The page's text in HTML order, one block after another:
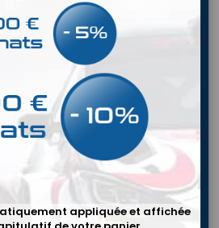
appliquée et affichée